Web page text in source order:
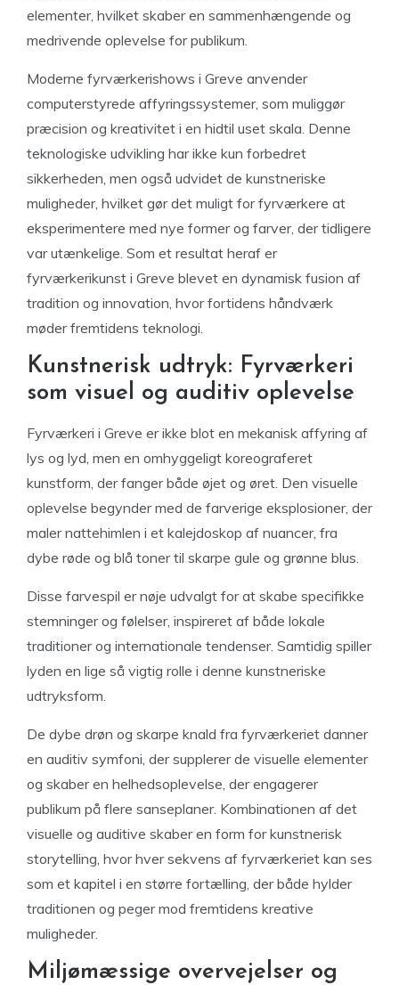
elementer, hvilket skaber en sammenhængende og
medrivende oplevelse for publikum.
Moderne fyrværkerishows i Greve anvender
computerstyrede affyringssystemer, som muliggør
præcision og kreativitet i en hidtil uset skala. Denne
teknologiske udvikling har ikke kun forbedret
sikkerheden, men også udvidet de kunstneriske
muligheder, hvilket gør det muligt for fyrværkere at
eksperimentere med nye former og farver, der tidligere
var utænkelige. Som et resultat heraf er
fyrværkerikunst i Greve blevet en dynamisk fusion af
tradition og innovation, hvor fortidens håndværk
møder fremtidens teknologi.
Kunstnerisk udtryk: Fyrværkeri
som visuel og auditiv oplevelse
Fyrværkeri i Greve er ikke blot en mekanisk affyring af
lys og lyd, men en omhyggeligt koreograferet
kunstform, der fanger både øjet og øret. Den visuelle
oplevelse begynder med de farverige eksplosioner, der
maler nattehimlen i et kalejdoskop af nuancer, fra
dybe røde og blå toner til skarpe gule og grønne blus.
Disse farvespil er nøje udvalgt for at skabe specifikke
stemninger og følelser, inspireret af både lokale
traditioner og internationale tendenser. Samtidig spiller
lyden en lige så vigtig rolle i denne kunstneriske
udtryksform.
De dybe drøn og skarpe knald fra fyrværkeriet danner
en auditiv symfoni, der supplerer de visuelle elementer
og skaber en helhedsoplevelse, der engagerer
publikum på flere sanseplaner. Kombinationen af det
visuelle og auditive skaber en form for kunstnerisk
storytelling, hvor hver sekvens af fyrværkeriet kan ses
som et kapitel i en større fortælling, der både hylder
traditionen og peger mod fremtidens kreative
muligheder.
Miljømæssige overvejelser og